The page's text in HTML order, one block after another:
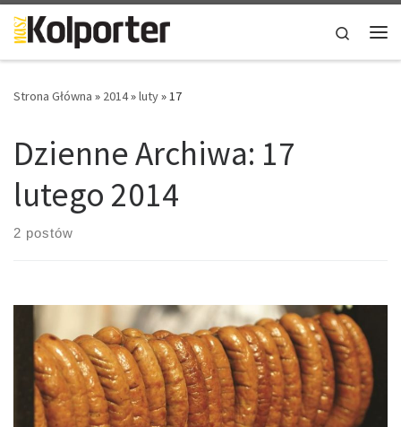
Skip to content
Search
Strona Główna » 2014»luty»17
Dzienne Archiwa: 17
lutego 2014
2 postów